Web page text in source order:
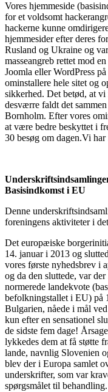
Vores hjemmeside
for et voldsomt
hackerne kunne
hjemmesider efter deres
Rusland og Ukraine og
masseangreb rettet mod
Joomla eller WordPress
ominstallere hele sitet og
sikkerhed. Det betød, at
desværre faldt det
Bornholm. Efter vores
at være bedre beskyttet i
30 besøg om dagen.Vi
Basisindkomst i EU
Denne
foreningens aktiviteter i
Det europæiske
14. januar i 2013 og
vores første nyhedsbrev i
og da den sluttede, var
normerede landekvote
befolkningstallet i EU) på
Bulgarien, nåede i mål
kun efter en sensationel
de sidste fem dage!
lykkedes dem at få støtte
lande, navnlig Slovenien
blev der i Europa samlet
underskrifter, som var
spørgsmålet til behandling.